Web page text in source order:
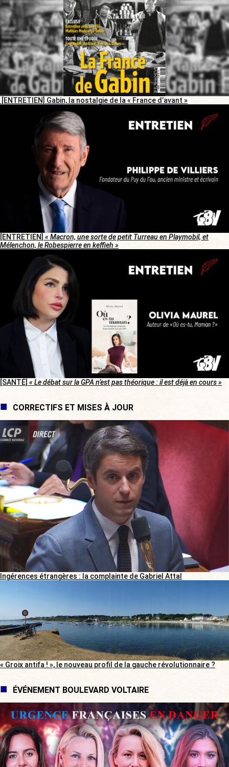
[ENTRETIEN] Gabin, la nostalgie de la « France d’avant »
[ENTRETIEN] « Macron, une sorte de petit Turreau en Playmobil, et
Mélenchon, le Robespierre en keffieh »
[SANTÉ] « Le débat sur la GPA n’est pas théorique : il est déjà en cours »
CORRECTIFS ET MISES À JOUR
Ingérences étrangères : la complainte de Gabriel Attal
« Groix antifa ! », le nouveau profil de la gauche révolutionnaire ?
ÉVÉNEMENT BOULEVARD VOLTAIRE